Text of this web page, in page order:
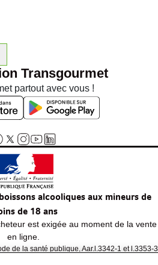
Transgourmet
partout avec vous !
alcooliques aux mineurs de
de 18 ans
est exigée au moment de la vente
en ligne.
de la santé publique, Aar.l.3342-1 et l.3353-3